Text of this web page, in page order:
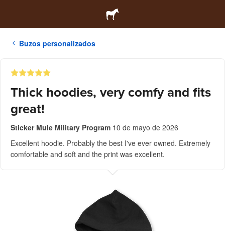
Buzos personalizados
Thick hoodies, very comfy and fits
great!
Sticker Mule Military Program 10 de mayo de 2026
Excellent hoodie. Probably the best I've ever owned. Extremely
comfortable and soft and the print was excellent.